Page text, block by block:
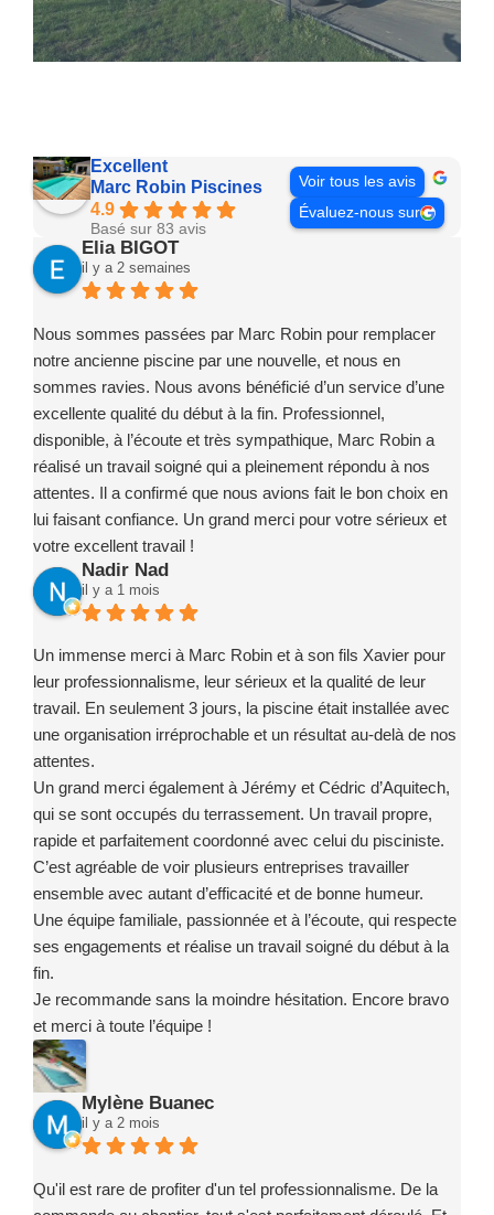
Excellent
Marc Robin Piscines
4.9
Basé sur 83 avis
Voir tous les avis
Évaluez-nous sur
Elia BIGOT
il y a 2 semaines
Nous sommes passées par Marc Robin pour remplacer
notre ancienne piscine par une nouvelle, et nous en
sommes ravies. Nous avons bénéficié d’un service d’une
excellente qualité du début à la fin. Professionnel,
disponible, à l’écoute et très sympathique, Marc Robin a
réalisé un travail soigné qui a pleinement répondu à nos
attentes. Il a confirmé que nous avions fait le bon choix en
lui faisant confiance. Un grand merci pour votre sérieux et
votre excellent travail !
Nadir Nad
il y a 1 mois
Un immense merci à Marc Robin et à son fils Xavier pour
leur professionnalisme, leur sérieux et la qualité de leur
travail. En seulement 3 jours, la piscine était installée avec
une organisation irréprochable et un résultat au-delà de nos
attentes.
Un grand merci également à Jérémy et Cédric d’Aquitech,
qui se sont occupés du terrassement. Un travail propre,
rapide et parfaitement coordonné avec celui du pisciniste.
C’est agréable de voir plusieurs entreprises travailler
ensemble avec autant d’efficacité et de bonne humeur.
Une équipe familiale, passionnée et à l’écoute, qui respecte
ses engagements et réalise un travail soigné du début à la
fin.
Je recommande sans la moindre hésitation. Encore bravo
et merci à toute l’équipe !
Mylène Buanec
il y a 2 mois
Qu'il est rare de profiter d'un tel professionnalisme. De la